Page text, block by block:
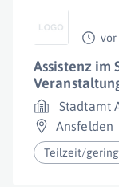
vor
Assistenz im
Stadtamt
Ansfelden
Teilzeit/